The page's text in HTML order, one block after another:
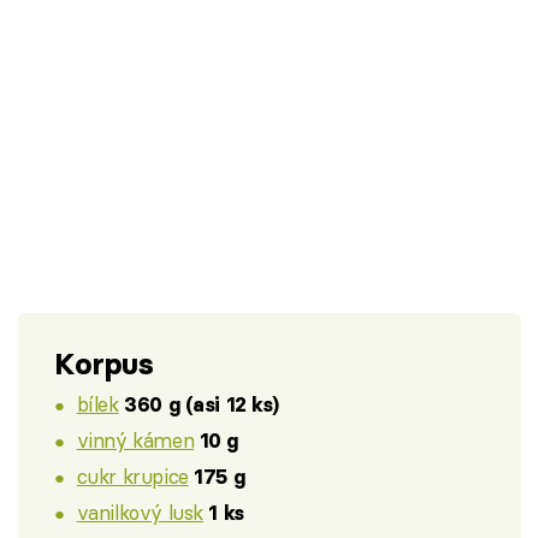
Korpus
bílek 360 g (asi 12 ks)
vinný kámen 10 g
cukr krupice 175 g
vanilkový lusk 1 ks